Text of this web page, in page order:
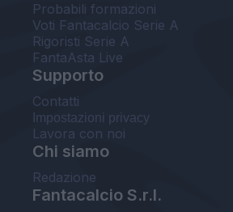
Probabili formazioni
Voti Fantacalcio Serie A
Rigoristi Serie A
FantaAsta Live
Supporto
Contatti
Impostazioni privacy
Lavora con noi
Chi siamo
Redazione
Fantacalcio S.r.l.